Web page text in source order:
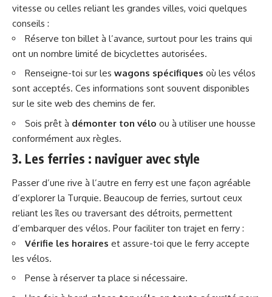
vitesse ou celles reliant les grandes villes, voici quelques
conseils :
Réserve ton billet à l’avance, surtout pour les trains qui
ont un nombre limité de bicyclettes autorisées.
Renseigne-toi sur les wagons spécifiques où les vélos
sont acceptés. Ces informations sont souvent disponibles
sur le site web des chemins de fer.
Sois prêt à démonter ton vélo ou à utiliser une housse
conformément aux règles.
3. Les ferries : naviguer avec style
Passer d’une rive à l’autre en ferry est une façon agréable
d’explorer la Turquie. Beaucoup de ferries, surtout ceux
reliant les îles ou traversant des détroits, permettent
d’embarquer des vélos. Pour faciliter ton trajet en ferry :
Vérifie les horaires et assure-toi que le ferry accepte
les vélos.
Pense à réserver ta place si nécessaire.